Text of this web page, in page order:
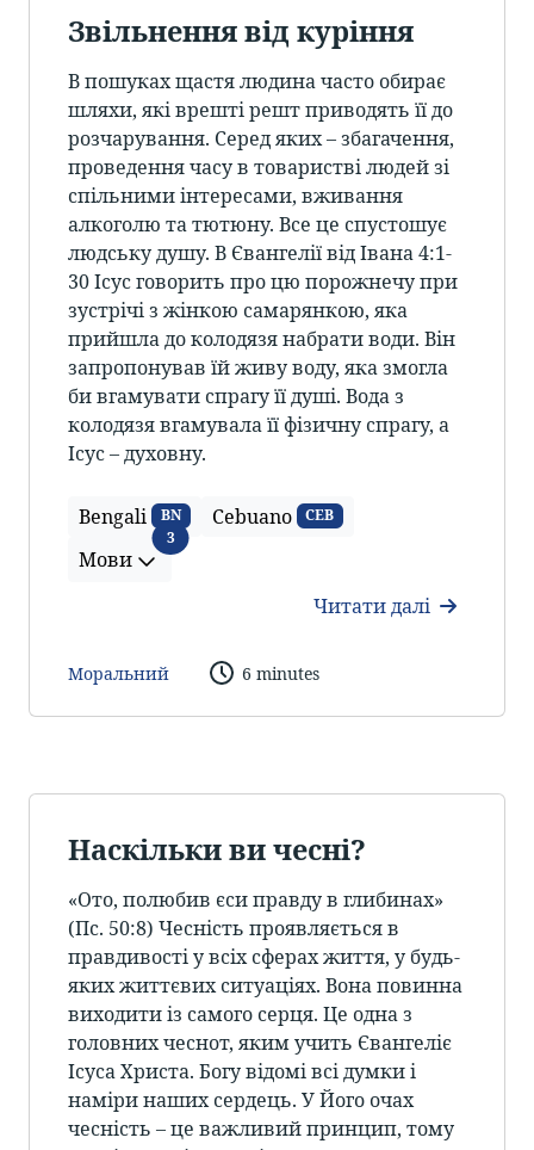
Звільнення від куріння
В пошуках щастя людина часто обирає
шляхи, які врешті решт приводять її до
розчарування. Серед яких – збагачення,
проведення часу в товаристві людей зі
спільними інтересами, вживання
алкоголю та тютюну. Все це спустошує
людську душу. В Євангелії від Івана 4:1-
30 Ісус говорить про цю порожнечу при
зустрічі з жінкою самарянкою, яка
прийшла до колодязя набрати води. Він
запропонував їй живу воду, яка змогла
би вгамувати спрагу її душі. Вода з
колодязя вгамувала її фізичну спрагу, а
Ісус – духовну.
Bengali BN Cebuano CEB
Мови
3Мови
Читати далі
Моральний 6 minutes
Наскільки ви чесні?
«Ото, полюбив єси правду в глибинах»
(Пс. 50:8) Чесність проявляється в
правдивості у всіх сферах життя, у будь-
яких життєвих ситуаціях. Вона повинна
виходити із самого серця. Це одна з
головних чеснот, яким учить Євангеліє
Ісуса Христа. Богу відомі всі думки і
наміри наших сердець. У Його очах
чесність – це важливий принцип, тому